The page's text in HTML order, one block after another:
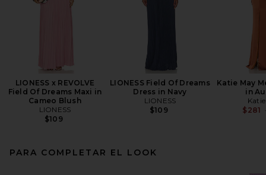
LIONESS x REVOLVE
Field Of Dreams Maxi in
Cameo Blush
LIONESS
$109
LIONESS Field Of Dreams
Dress in Navy
LIONESS
$109
Katie May
in
$281
PARA COMPLETAR EL LOOK